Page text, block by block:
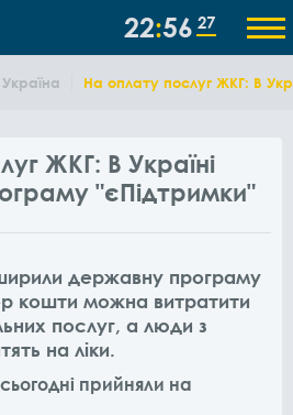
22 56 27
Україна На оплату послуг ЖКГ: В
ЖКГ: В Україні
"єПідтримки"
державну програму
кошти можна витратити
послуг, а люди з
на ліки.
прийняли на